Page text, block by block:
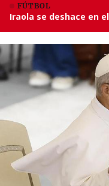
FÚTBOL
Iraola se deshace en